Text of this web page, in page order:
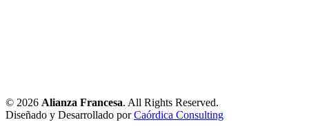
© 2026 Alianza Francesa. All Rights Reserved.
Diseñado y Desarrollado porCaórdica Consulting